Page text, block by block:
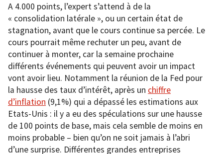
A 4.000 points, l’expert s’attend à de la
« consolidation latérale », ou un certain état de
stagnation, avant que le cours continue sa percée. Le
cours pourrait même rechuter un peu, avant de
continuer à monter, car la semaine prochaine
différents événements qui peuvent avoir un impact
vont avoir lieu. Notamment la réunion de la Fed pour
la hausse des taux d’intérêt, après un chiffre
d’inflation (9,1%) qui a dépassé les estimations aux
Etats-Unis : il y a eu des spéculations sur une hausse
de 100 points de base, mais cela semble de moins en
moins probable – bien qu’on ne soit jamais à l’abri
d’une surprise. Différentes grandes entreprises